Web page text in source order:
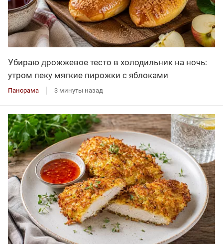
Убираю дрожжевое тесто в холодильник на ночь:
утром пеку мягкие пирожки с яблоками
Панорама 3 минуты назад